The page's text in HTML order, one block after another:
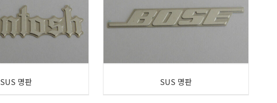
SUS 명판 SUS 명판